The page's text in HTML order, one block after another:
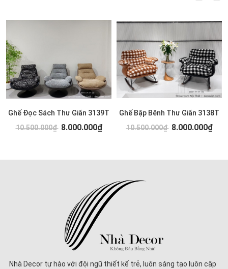
Ghế Đọc Sách Thư Giãn 3139T
10.500.000₫ 8.000.000₫
Ghế Bập Bênh Thư Giãn 3138T
10.500.000₫ 8.000.000₫
Nhà Decor tự hào với đội ngũ thiết kế trẻ, luôn sáng tạo luôn cập